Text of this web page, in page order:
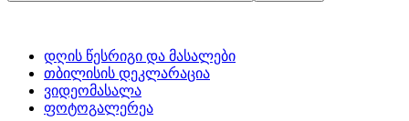
დღის წესრიგი და მასალები
თბილისის დეკლარაცია
ვიდეომასალა
ფოტოგალერეა